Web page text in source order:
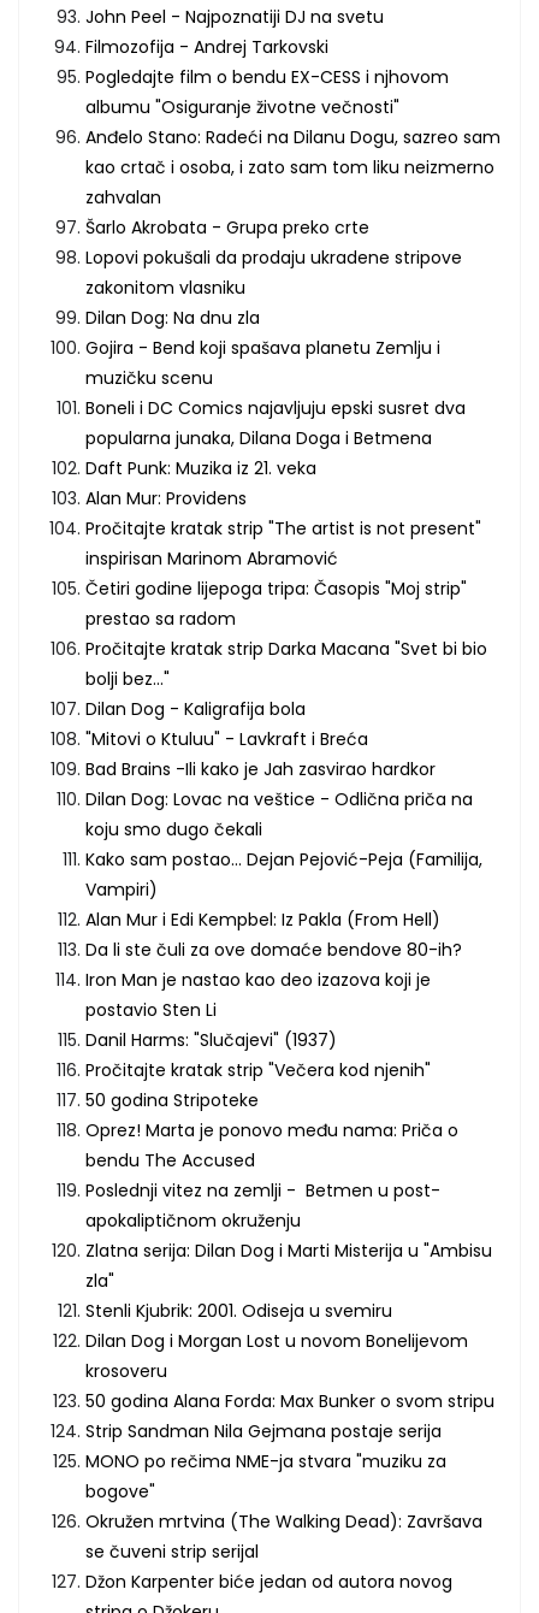
John Peel - Najpoznatiji DJ na svetu
Filmozofija - Andrej Tarkovski
Pogledajte film o bendu EX-CESS i njhovom
albumu "Osiguranje životne večnosti"
Anđelo Stano: Radeći na Dilanu Dogu, sazreo sam
kao crtač i osoba, i zato sam tom liku neizmerno
zahvalan
Šarlo Akrobata - Grupa preko crte
Lopovi pokušali da prodaju ukradene stripove
zakonitom vlasniku
Dilan Dog: Na dnu zla
Gojira - Bend koji spašava planetu Zemlju i
muzičku scenu
Boneli i DC Comics najavljuju epski susret dva
popularna junaka, Dilana Doga i Betmena
Daft Punk: Muzika iz 21. veka
Alan Mur: Providens
Pročitajte kratak strip "The artist is not present"
inspirisan Marinom Abramović
Četiri godine lijepoga tripa: Časopis "Moj strip"
prestao sa radom
Pročitajte kratak strip Darka Macana "Svet bi bio
bolji bez..."
Dilan Dog - Kaligrafija bola
"Mitovi o Ktuluu" - Lavkraft i Breća
Bad Brains -Ili kako je Jah zasvirao hardkor
Dilan Dog: Lovac na veštice - Odlična priča na
koju smo dugo čekali
Kako sam postao... Dejan Pejović-Peja (Familija,
Vampiri)
Alan Mur i Edi Kempbel: Iz Pakla (From Hell)
Da li ste čuli za ove domaće bendove 80-ih?
Iron Man je nastao kao deo izazova koji je
postavio Sten Li
Danil Harms: "Slučajevi" (1937)
Pročitajte kratak strip "Večera kod njenih"
50 godina Stripoteke
Oprez! Marta je ponovo među nama: Priča o
bendu The Accused
Poslednji vitez na zemlji - Betmen u post-
apokaliptičnom okruženju
Zlatna serija: Dilan Dog i Marti Misterija u "Ambisu
zla"
Stenli Kjubrik: 2001. Odiseja u svemiru
Dilan Dog i Morgan Lost u novom Bonelijevom
krosoveru
50 godina Alana Forda: Max Bunker o svom stripu
Strip Sandman Nila Gejmana postaje serija
MONO po rečima NME-ja stvara "muziku za
bogove"
Okružen mrtvina (The Walking Dead): Završava
se čuveni strip serijal
Džon Karpenter biće jedan od autora novog